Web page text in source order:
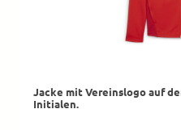
Jacke mit Vereinslogo auf
Initialen.